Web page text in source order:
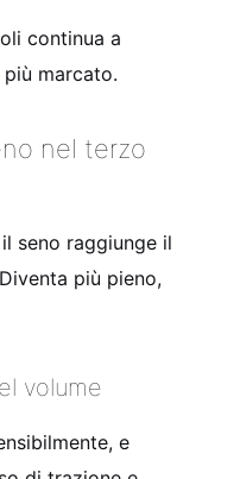
continua a
marcato.
nel terzo
seno raggiunge il
più pieno,
volume
e